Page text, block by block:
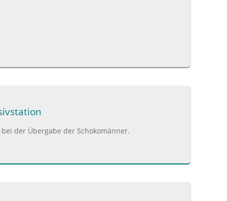
der Übergabe der Schokomänner.